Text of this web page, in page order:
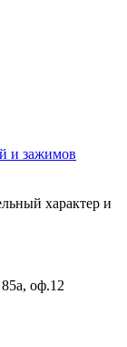
и зажимов
характер и
оф.12